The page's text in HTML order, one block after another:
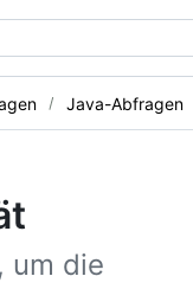
Java-Abfragen
um die